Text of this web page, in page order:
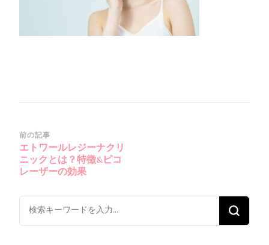
投
稿
ナ
ゲ
ー
前の記事
エトワールレジーナクリ
ニックとは？特徴&ピコ
レーザーの効果
な
に